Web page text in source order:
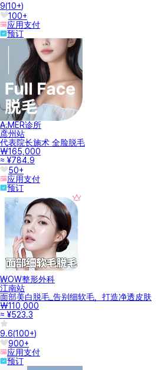
9(10+)
100+
应用支付
预订
A.MER诊所
彦州站
代表院长施术 全脸脱毛
₩165,000
≈ ¥784.9
50+
应用支付
预订
WOW整形外科
江南站
面部美白脱毛_告别细软毛，打造净透皮肤
₩110,000
≈ ¥523.3
9.6(100+)
900+
应用支付
预订